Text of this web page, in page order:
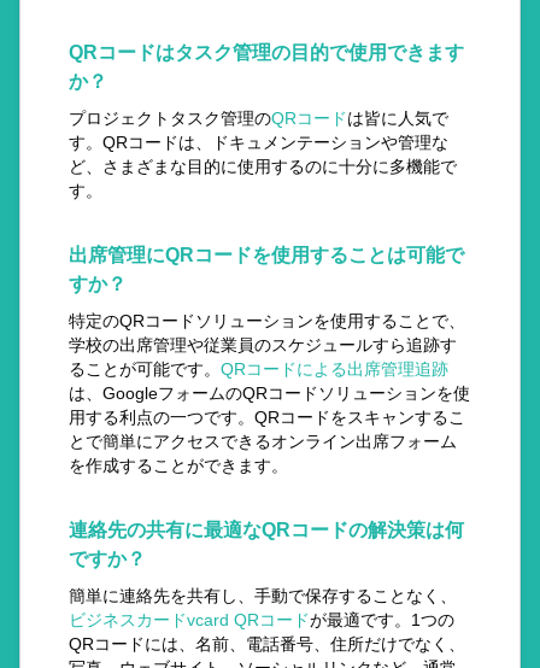
QRコードはタスク管理の目的で使用できます
か？
プロジェクトタスク管理のQRコードは皆に人気で
す。QRコードは、ドキュメンテーションや管理な
ど、さまざまな目的に使用するのに十分に多機能で
す。
出席管理にQRコードを使用することは可能で
すか？
特定のQRコードソリューションを使用することで、
学校の出席管理や従業員のスケジュールすら追跡す
ることが可能です。 QRコードによる出席管理追跡
は、GoogleフォームのQRコードソリューションを使
用する利点の一つです。QRコードをスキャンするこ
とで簡単にアクセスできるオンライン出席フォーム
を作成することができます。
連絡先の共有に最適なQRコードの解決策は何
ですか？
簡単に連絡先を共有し、手動で保存することなく、
ビジネスカードvcard QRコードが最適です。1つの
QRコードには、名前、電話番号、住所だけでなく、